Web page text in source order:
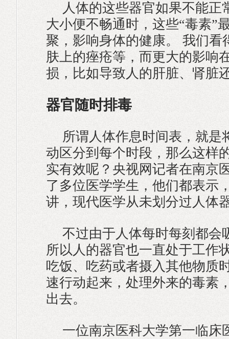
人体的这些器官如果不能正
大小便不畅通时，这些“毒素”
聚，影响身体的健康。 我们看
肤上的痤疮等，而更大的影响
损，比如导致人的肝脏、肾脏
器官随时排毒
所谓人体作息时间表，就是
动区分到每个时段，那么这样
实有效呢？央视网记者在南京
了多位医学学生，他们都表示
讲，现代医学从未划分过人体
不过由于人体每时每刻都会
所以人的器官也一直处于工作
吃饭、吃药或者摄入其他物质
速行动起来，处理外来的毒素
出去。
一位南京医科大学第一临床